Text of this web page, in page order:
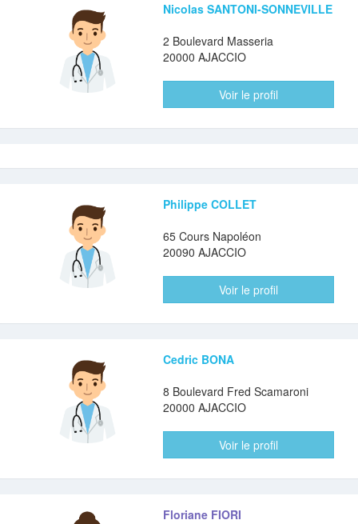
Nicolas SANTONI-SONNEVILLE
2 Boulevard Masseria
20000 AJACCIO
Voir le profil
Philippe COLLET
65 Cours Napoléon
20090 AJACCIO
Voir le profil
Cedric BONA
8 Boulevard Fred Scamaroni
20000 AJACCIO
Voir le profil
Floriane FIORI